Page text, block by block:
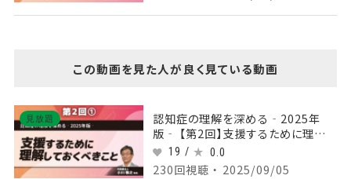
この動画を見た人が良く見ている動画
見放題
認知症の理解を深める‐2025年
版‐ 【第2回】支援するために理解し
ておくべきこと Part①文脈での理解
を強要しない
19 / 0.0
230回視聴 ・ 2025/09/05